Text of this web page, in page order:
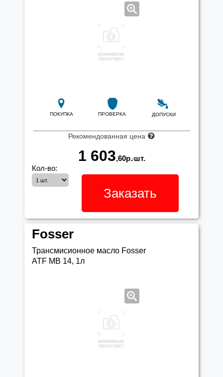
ПОКУПКА ПРОВЕРКА ДОПУСКИ
Рекомендованная цена
1 603,60р./шт.
Кол-во:
Заказать
Fosser
Трансмисионное масло Fosser
ATF MB 14, 1л